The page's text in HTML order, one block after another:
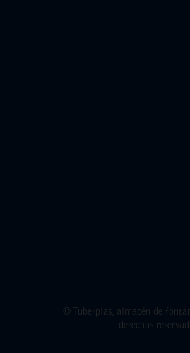
© Tuberplas, almacén de
derechos